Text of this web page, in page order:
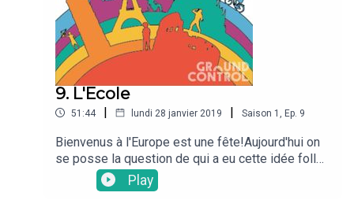
9. L'Ecole
51:44 | lundi 28 janvier 2019 | Saison 1 Ep. 9
Bienvenus à l'Europe est une fête!Aujourd'hui on
se posse la question de qui a eu cette idée folle
d'un jour inventer l'école ?Une émission
présentée par Casimir Lissowski
Play